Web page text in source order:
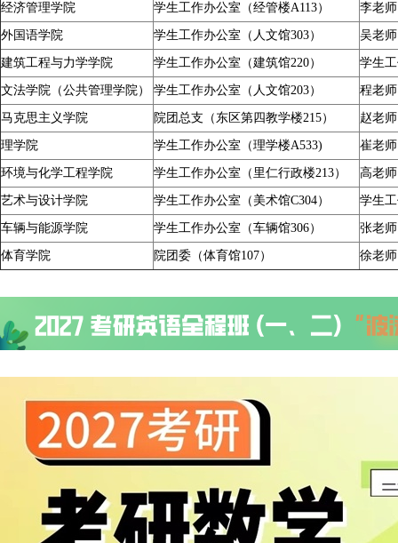
经济管理学院 学生工作办公室（经管楼A113） 李老师
外国语学院 学生工作办公室（人文馆303） 吴老师
建筑工程与力学学院 学生工作办公室（建筑馆220） 学生
文法学院（公共管理学院） 学生工作办公室（人文馆203） 程老师
马克思主义学院 院团总支（东区第四教学楼215） 赵老师
理学院 学生工作办公室（理学楼A533) 崔老师
环境与化学工程学院 学生工作办公室（里仁行政楼213） 高老师
艺术与设计学院 学生工作办公室（美术馆C304） 学生
车辆与能源学院 学生工作办公室（车辆馆306） 张老师
体育学院 院团委（体育馆107） 徐老师